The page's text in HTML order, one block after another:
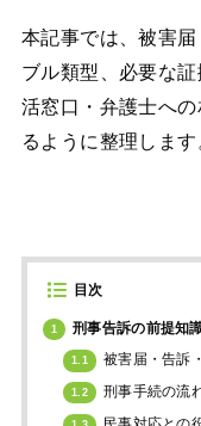
本記事では、被害
ブル類型、必要な
活窓口・弁護士へ
るように整理します
目次
1 刑事告訴の前提知
1.1 被害届・告訴
1.2 刑事手続の流